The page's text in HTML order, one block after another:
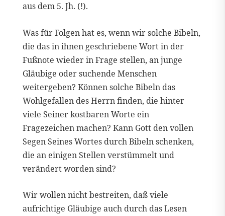
aus dem 5. Jh. (!).
Was für Folgen hat es, wenn wir solche Bibeln,
die das in ihnen geschriebene Wort in der
Fußnote wieder in Frage stellen, an junge
Gläubige oder suchende Menschen
weitergeben? Können solche Bibeln das
Wohlgefallen des Herrn finden, die hinter
viele Seiner kostbaren Worte ein
Fragezeichen machen? Kann Gott den vollen
Segen Seines Wortes durch Bibeln schenken,
die an einigen Stellen verstümmelt und
verändert worden sind?
Wir wollen nicht bestreiten, daß viele
aufrichtige Gläubige auch durch das Lesen